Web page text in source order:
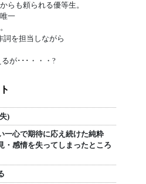
らも頼られる優等生。
一
詞を担当しながら
が･･･・・・?
)
一心で期待に応え続けた純粋
・感情を失ってしまったところ